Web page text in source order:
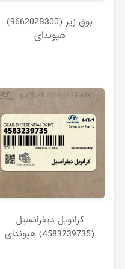
بوق زير (966202B300)
هیوندای
كرانويل ديفرانسيل
(4583239735) هیوندای